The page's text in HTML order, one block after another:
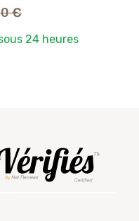
prix
€
24 heures